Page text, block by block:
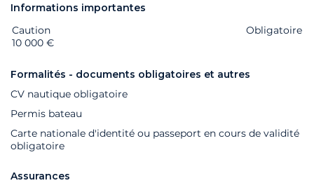
Informations importantes
Extras Statut
Caution
Obligatoire
10 000 €
Formalités - documents obligatoires et autres
CV nautique obligatoire
Permis bateau
Carte nationale d'identité ou passeport en cours de validité
obligatoire
Assurances